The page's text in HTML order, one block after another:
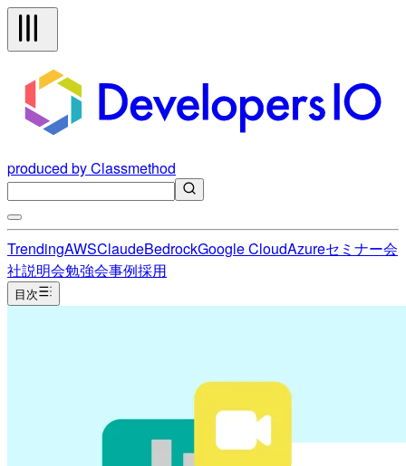
produced by Classmethod
TrendingAWSClaudeBedrockGoogle CloudAzureセミナー会
社説明会勉強会事例採用
目次